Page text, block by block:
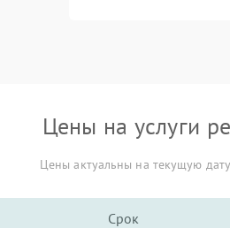
Цены на услуги
Цены актуальны на текущую
Срок